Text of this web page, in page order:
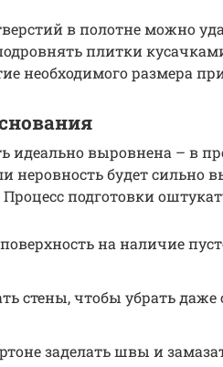
в полотне можно
плитки
необходимого размера
идеально выровнена – в
неровность будет сильно
Процесс подготовки
на наличие
стены, чтобы убрать
заделать швы и